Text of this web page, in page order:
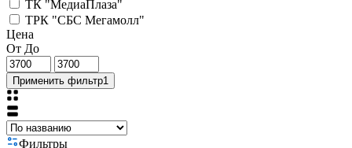
ТК "МедиаПлаза"
ТРК "СБС Мегамолл"
Цена
От До
Применить фильтр1
Фильтры